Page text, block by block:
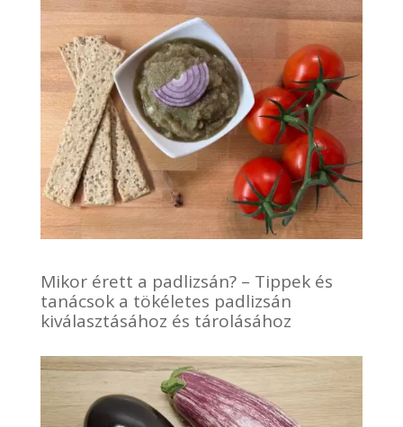
Mikor érett a padlizsán? – Tippek és
tanácsok a tökéletes padlizsán
kiválasztásához és tárolásához